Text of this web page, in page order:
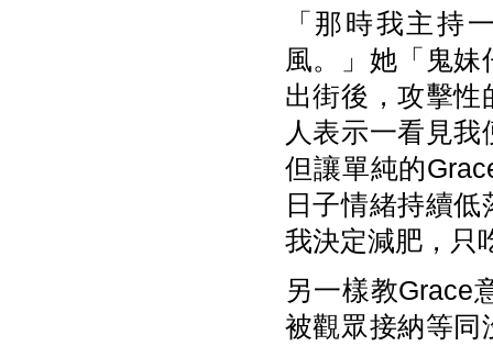
「那時我主持
風。」她「鬼
出街後，攻擊性
人表示一看見
但讓單純的
日子情緒持續
我決定減肥，只
另一樣教Grace
被觀眾接納等同